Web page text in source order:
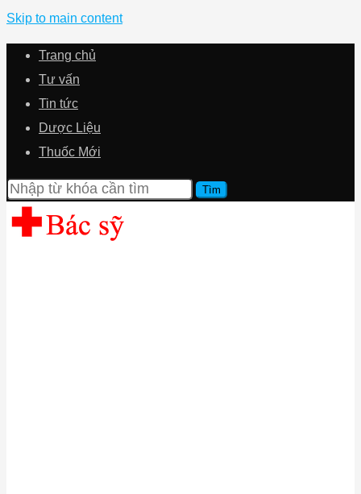
Skip to main content
Trang chủ
Tư vấn
Tin tức
Dược Liệu
Thuốc Mới